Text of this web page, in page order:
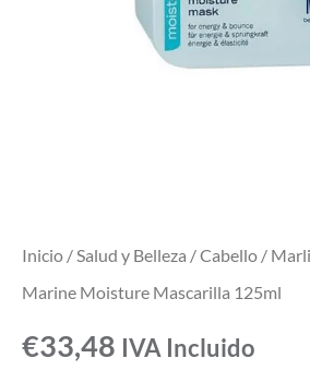
Inicio /Salud y Belleza /Cabello /
Marine Moisture Mascarilla 125ml
€33,48 IVA Incluido